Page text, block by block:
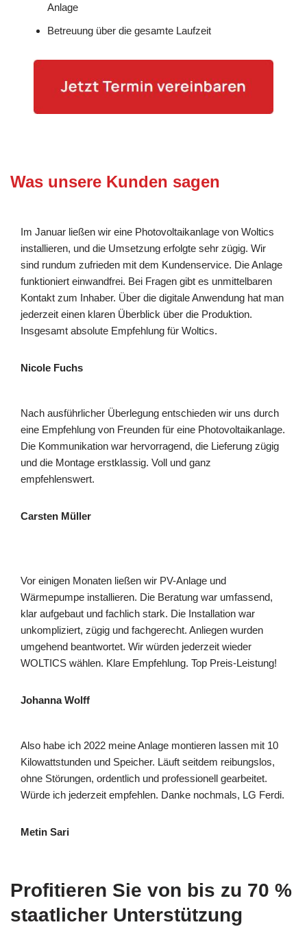
Anlage
Betreuung über die gesamte Laufzeit
Was unsere Kunden sagen
Im Januar ließen wir eine Photovoltaikanlage von Woltics
installieren, und die Umsetzung erfolgte sehr zügig. Wir
sind rundum zufrieden mit dem Kundenservice. Die Anlage
funktioniert einwandfrei. Bei Fragen gibt es unmittelbaren
Kontakt zum Inhaber. Über die digitale Anwendung hat man
jederzeit einen klaren Überblick über die Produktion.
Insgesamt absolute Empfehlung für Woltics.
Nicole Fuchs
Nach ausführlicher Überlegung entschieden wir uns durch
eine Empfehlung von Freunden für eine Photovoltaikanlage.
Die Kommunikation war hervorragend, die Lieferung zügig
und die Montage erstklassig. Voll und ganz
empfehlenswert.
Carsten Müller
Vor einigen Monaten ließen wir PV-Anlage und
Wärmepumpe installieren. Die Beratung war umfassend,
klar aufgebaut und fachlich stark. Die Installation war
unkompliziert, zügig und fachgerecht. Anliegen wurden
umgehend beantwortet. Wir würden jederzeit wieder
WOLTICS wählen. Klare Empfehlung. Top Preis-Leistung!
Johanna Wolff
Also habe ich 2022 meine Anlage montieren lassen mit 10
Kilowattstunden und Speicher. Läuft seitdem reibungslos,
ohne Störungen, ordentlich und professionell gearbeitet.
Würde ich jederzeit empfehlen. Danke nochmals, LG Ferdi.
Metin Sari
Profitieren Sie von bis zu 70 %
staatlicher Unterstützung